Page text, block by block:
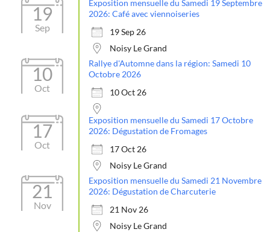
19
Sep
Exposition mensuelle du Samedi 19 Septembre
2026: Café avec viennoiseries
19 Sep 26
Noisy Le Grand
10
Oct
Rallye d'Automne dans la région: Samedi 10
Octobre 2026
10 Oct 26
17
Oct
Exposition mensuelle du Samedi 17 Octobre
2026: Dégustation de Fromages
17 Oct 26
Noisy Le Grand
21
Nov
Exposition mensuelle du Samedi 21 Novembre
2026: Dégustation de Charcuterie
21 Nov 26
Noisy Le Grand